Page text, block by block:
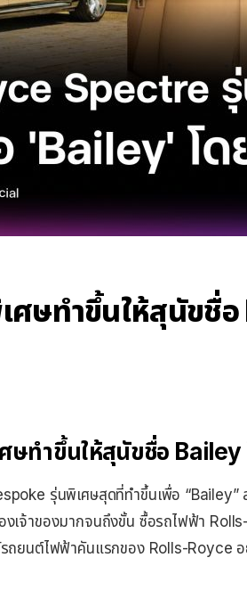
ษทำขึ้นให้สุนัขชื่อ
ทำขึ้นให้สุนัขชื่อ Bailey
รุ่นพิเศษสุดที่ทำขึ้นเพื่อ
เจ้าของมากจนถึงขั้น ซื้อรถไฟฟ้า
ถยนต์ไฟฟ้าคันแรกของ Rolls-Royce